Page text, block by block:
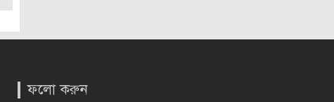
ফলো করুন